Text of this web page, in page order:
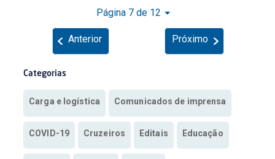
Página 7 de 12
Anterior Próximo
Categorias
Carga e logística Comunicados de imprensa
COVID-19 Cruzeiros Editais Educação